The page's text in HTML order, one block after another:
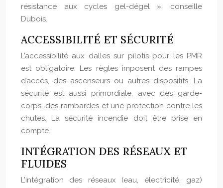
résistance aux cycles gel-dégel », conseille
Dubois.
ACCESSIBILITÉ ET SÉCURITÉ
L’accessibilité aux dalles sur pilotis pour les PMR
est obligatoire. Les règles imposent des rampes
d’accès, des ascenseurs ou autres dispositifs. La
sécurité est aussi primordiale, avec des garde-
corps, des rambardes et une protection contre les
chutes. La sécurité incendie doit être prise en
compte.
INTÉGRATION DES RÉSEAUX ET
FLUIDES
L’intégration des réseaux (eau, électricité, gaz)